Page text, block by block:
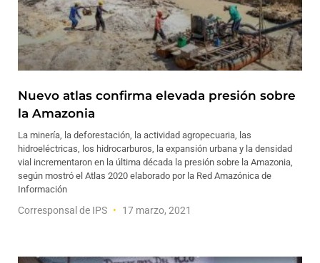
Nuevo atlas confirma elevada presión sobre
la Amazonia
La minería, la deforestación, la actividad agropecuaria, las
hidroeléctricas, los hidrocarburos, la expansión urbana y la densidad
vial incrementaron en la última década la presión sobre la Amazonia,
según mostró el Atlas 2020 elaborado por la Red Amazónica de
Información
Corresponsal de IPS 17 marzo, 2021